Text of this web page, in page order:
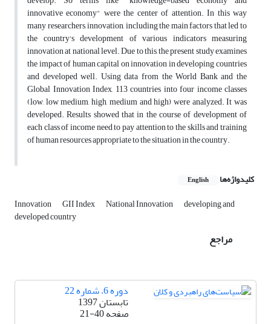
innovative economy" were the center of attention. In this way
many researchers, innovation, including the main factors that led to
the country's development of various indicators measuring
innovation at national level. Due to this, the present study examines
the impact of human capital on innovation in developing countries
and developed well. Using data from the World Bank and the
Global Innovation Index, 113 countries into four income classes
(low, low medium, high, medium and high) were analyzed. It was
developed. Results showed that in the course of development of
each class of income need to pay attention to the skills and training
of human resources appropriate to the situation in the country.
کلیدواژه‌ها English
Innovation GII Index National Innovation developing and
developed country
مراجع
دوره 6، شماره 22
تابستان 1397
صفحه21-40